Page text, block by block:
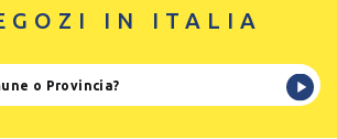
IN ITALIA